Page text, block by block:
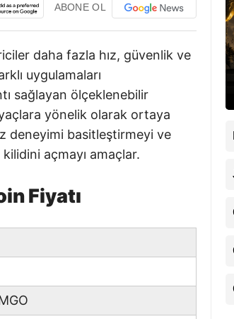
ABONE OL
daha fazla hız, güvenlik ve
uygulamaları
sağlayan ölçeklenebilir
yönelik olarak ortaya
deneyimi basitleştirmeyi ve
açmayı amaçlar.
Fiyatı